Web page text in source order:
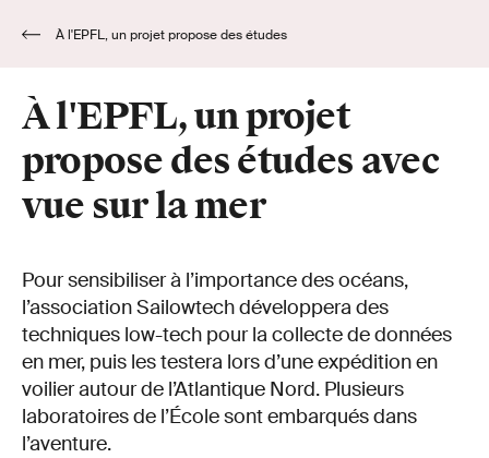
À l'EPFL, un projet
propose des études avec
vue sur la mer
Pour sensibiliser à l’importance des océans,
l’association Sailowtech développera des
techniques low-tech pour la collecte de données
en mer, puis les testera lors d’une expédition en
voilier autour de l’Atlantique Nord. Plusieurs
laboratoires de l’École sont embarqués dans
l’aventure.